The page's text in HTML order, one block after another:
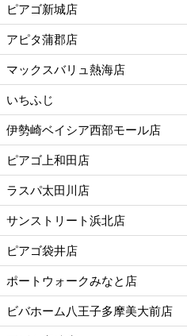
ピアゴ新城店
アピタ蒲郡店
マックスバリュ熱海店
いちふじ
伊勢崎ベイシア西部モール店
ピアゴ上和田店
ラスパ太田川店
サンストリート浜北店
ピアゴ袋井店
ポートウォークみなと店
ビバホーム八王子多摩美大前店